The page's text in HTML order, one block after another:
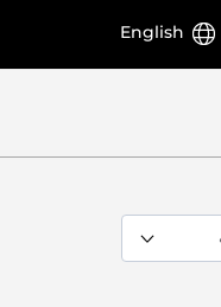
اللغة English